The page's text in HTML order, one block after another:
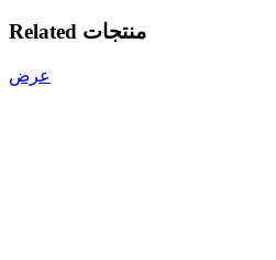
Related منتجات
عرض